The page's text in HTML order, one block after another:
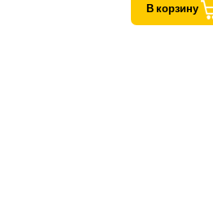
В корзину